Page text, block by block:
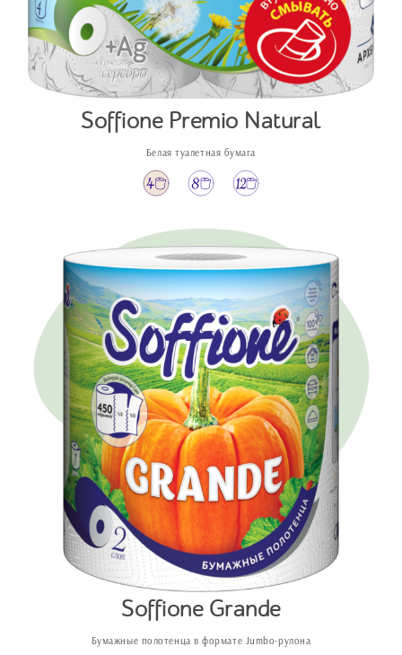
Soffione Premio Natural
Белая туалетная бумага
Soffione Grande
Бумажные полотенца в формате Jumbo‑рулона